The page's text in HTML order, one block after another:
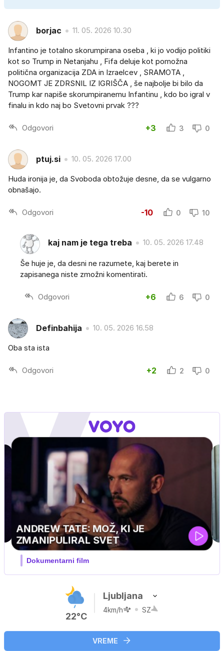
borjac 11. 05. 2026 10.30
Infantino je totalno skorumpirana oseba , ki jo vodijo politiki
kot so Trump in Netanjahu , Fifa deluje kot pomožna
politična organizacija ZDA in Izraelcev , SRAMOTA ,
NOGOMT JE ZDRSNIL IZ IGRIŠČA , še najbolje bi bilo da
Trump kar napiše skorumpiranemu Infantinu , kdo bo igral v
finalu in kdo naj bo Svetovni prvak ???
Odgovori +3 3 0
ptuj.si 10. 05. 2026 17.00
Huda ironija je, da Svoboda obtožuje desne, da se vulgarno
obnašajo.
Odgovori -10 0 10
kaj nam je tega treba 10. 05. 2026 17.48
Še huje je, da desni ne razumete, kaj berete in
zapisanega niste zmožni komentirati.
Odgovori +6 6 0
Definbahija 10. 05. 2026 16.58
Oba sta ista
Odgovori +2 2 0
22°C
Ljubljana
4km/h SZ
VREME